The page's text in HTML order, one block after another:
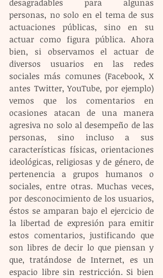
desagradables para algunas
personas, no solo en el tema de sus
actuaciones públicas, sino en su
actuar como figura pública. Ahora
bien, si observamos el actuar de
diversos usuarios en las redes
sociales más comunes (Facebook, X
antes Twitter, YouTube, por ejemplo)
vemos que los comentarios en
ocasiones atacan de una manera
agresiva no solo al desempeño de las
personas, sino incluso a sus
características físicas, orientaciones
ideológicas, religiosas y de género, de
pertenencia a grupos humanos o
sociales, entre otras. Muchas veces,
por desconocimiento de los usuarios,
éstos se amparan bajo el ejercicio de
la libertad de expresión para emitir
estos comentarios, justificando que
son libres de decir lo que piensan y
que, tratándose de Internet, es un
espacio libre sin restricción. Si bien